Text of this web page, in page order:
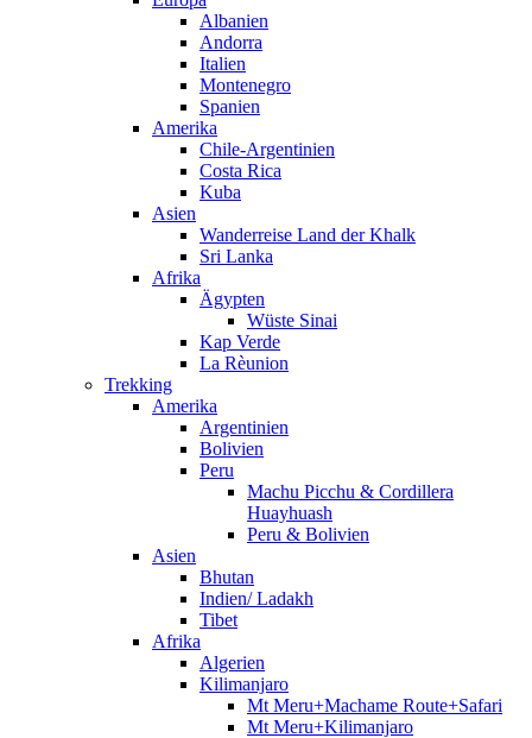
Albanien
Andorra
Italien
Montenegro
Spanien
Amerika
Chile-Argentinien
Costa Rica
Kuba
Asien
Wanderreise Land der Khalk
Sri Lanka
Afrika
Ägypten
Wüste Sinai
Kap Verde
La Rèunion
Trekking
Amerika
Argentinien
Bolivien
Peru
Machu Picchu & Cordillera
Huayhuash
Peru & Bolivien
Asien
Bhutan
Indien/ Ladakh
Tibet
Afrika
Algerien
Kilimanjaro
Mt Meru+Machame Route+Safari
Mt Meru+Kilimanjaro